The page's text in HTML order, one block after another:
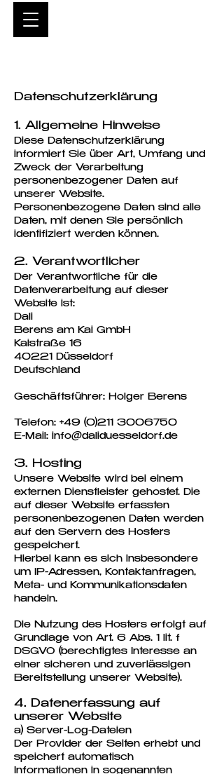
Datenschutzerklärung
1. Allgemeine Hinweise
Diese Datenschutzerklärung
informiert Sie über Art, Umfang und
Zweck der Verarbeitung
personenbezogener Daten auf
unserer Website.
Personenbezogene Daten sind alle
Daten, mit denen Sie persönlich
identifiziert werden können.
2. Verantwortlicher
Der Verantwortliche für die
Datenverarbeitung auf dieser
Website ist:
Dali
Berens am Kai GmbH
Kaistraße 16
40221 Düsseldorf
Deutschland
Geschäftsführer: Holger Berens
Telefon: +49 (0)211 3006750
E-Mail: info@daliduesseldorf.de
3. Hosting
Unsere Website wird bei einem
externen Dienstleister gehostet. Die
auf dieser Website erfassten
personenbezogenen Daten werden
auf den Servern des Hosters
gespeichert.
Hierbei kann es sich insbesondere
um IP-Adressen, Kontaktanfragen,
Meta- und Kommunikationsdaten
handeln.
Die Nutzung des Hosters erfolgt auf
Grundlage von Art. 6 Abs. 1 lit. f
DSGVO (berechtigtes Interesse an
einer sicheren und zuverlässigen
Bereitstellung unserer Website).
4. Datenerfassung auf
unserer Website
a) Server-Log-Dateien
Der Provider der Seiten erhebt und
speichert automatisch
Informationen in sogenannten